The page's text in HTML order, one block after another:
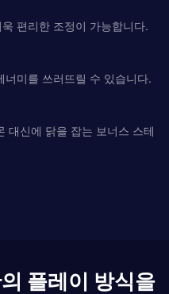
편리한 조정이 가능합니다.
미를 쓰러뜨릴 수 있습니다.
대신에 닭을 잡는 보너스 스테
플레이 방식을